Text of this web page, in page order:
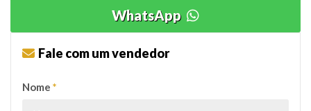
WhatsApp
Fale com um vendedor
Nome *